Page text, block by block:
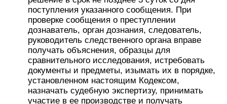
поступления указанного сообщения. При
проверке сообщения о преступлении
дознаватель, орган дознания, следователь,
руководитель следственного органа вправе
получать объяснения, образцы для
сравнительного исследования, истребовать
документы и предметы, изымать их в порядке,
установленном настоящим Кодексом,
назначать судебную экспертизу, принимать
участие в ее производстве и получать